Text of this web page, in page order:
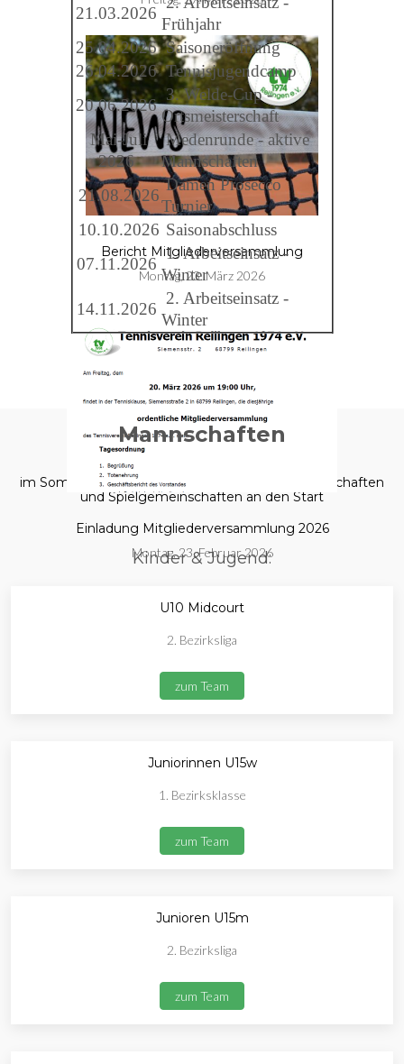
Bericht Mitgliederversammlung
Montag, 23. März 2026
Einladung Mitgliederversammlung 2026
Montag, 23. Februar 2026
21.03.2026
Frühjahr
25.04.2026 Saisoneröffnung
26.04.2026 Tennisjugendcamp
20.06.2026
3. Welde-Cup -
Ortsmeisterschaft
Mai-Juli
2026
Medenrunde - aktive
Mannschaften
21.08.2026
Damen Prosecco
Turnier
10.10.2026 Saisonabschluss
07.11.2026
1. Arbeitseinsatz -
Winter
14.11.2026
2. Arbeitseinsatz -
Winter
Mannschaften
im Sommer 2025 gehen wir mit folgenden Mannschaften
und Spielgemeinschaften an den Start
Kinder & Jugend:
U10 Midcourt
2. Bezirksliga
zum Team
Juniorinnen U15w
1. Bezirksklasse
zum Team
Junioren U15m
2. Bezirksliga
zum Team